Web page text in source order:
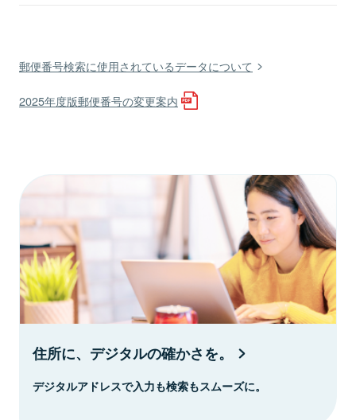
郵便番号検索に使用されているデータについて
2025年度版郵便番号の変更案内
住所に、デジタルの確かさを。
デジタルアドレスで入力も検索もスムーズに。